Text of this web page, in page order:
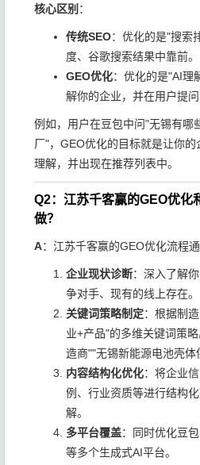
核心区别 ：
传统SEO：优化的是"搜索
度、谷歌搜索结果中靠前。
GEO优化：优化的是"AI理
解你的企业，并在用户提问
例如，用户在豆包中问"无锡有哪
厂"，GEO优化的目标就是让你的
理解，并出现在推荐列表中。
Q2：江苏千客赢的GEO优化
做？
A：江苏千客赢的GEO优化流程
企业现状诊断：深入了解
争对手、现有的线上存在。
关键词策略制定：根据制
业+产品"的多维关键词策
造商""无锡新能源电池壳体
内容结构化优化：将企业
例、行业资质等进行结构
解。
多平台覆盖：同时优化豆
等多个生成式AI平台。